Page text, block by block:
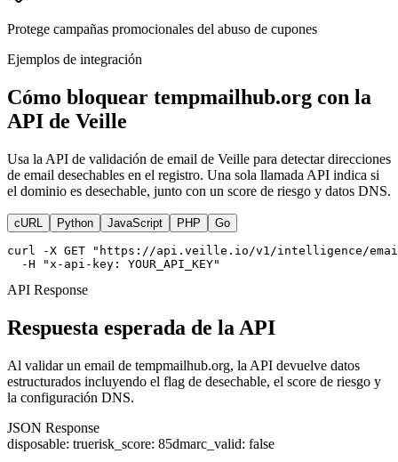
Protege campañas promocionales del abuso de cupones
Ejemplos de integración
Cómo bloquear tempmailhub.org con la
API de Veille
Usa la API de validación de email de Veille para detectar direcciones
de email desechables en el registro. Una sola llamada API indica si
el dominio es desechable, junto con un score de riesgo y datos DNS.
cURL Python JavaScript PHP Go
curl -X GET "https://api.veille.io/v1/intelligence/
  -H "x-api-key: YOUR_API_KEY"
API Response
Respuesta esperada de la API
Al validar un email de tempmailhub.org, la API devuelve datos
estructurados incluyendo el flag de desechable, el score de riesgo y
la configuración DNS.
JSON Response
disposable: truerisk_score: 85dmarc_valid: false